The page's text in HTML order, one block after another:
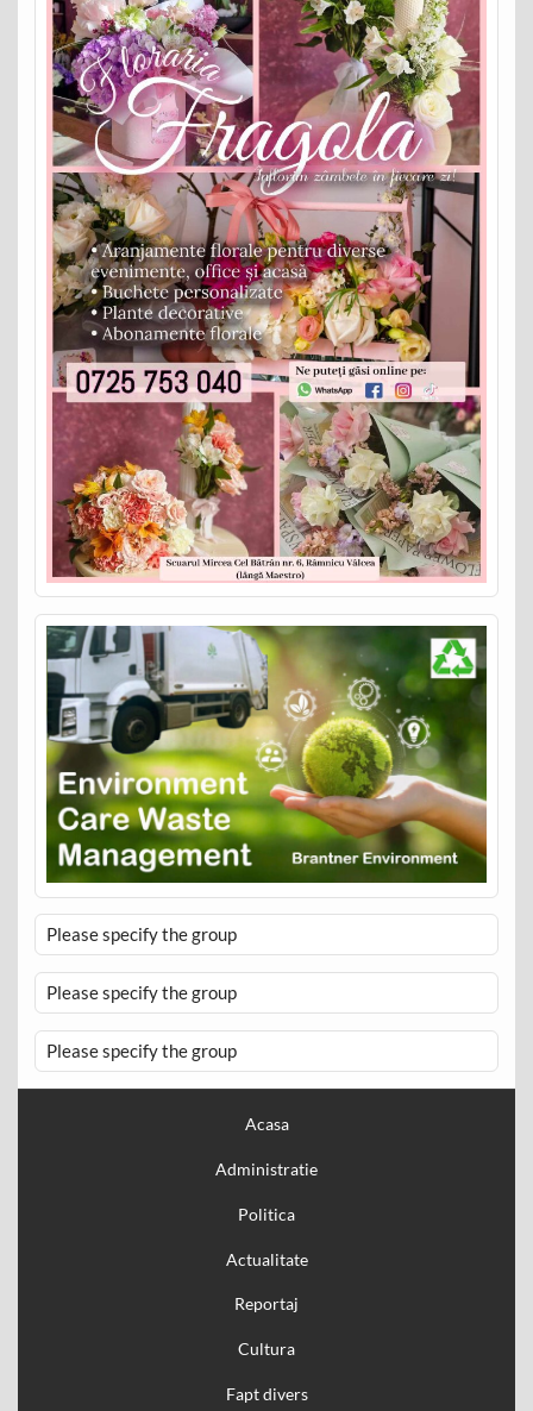
Please specify the group
Please specify the group
Please specify the group
Acasa
Administratie
Politica
Actualitate
Reportaj
Cultura
Fapt divers